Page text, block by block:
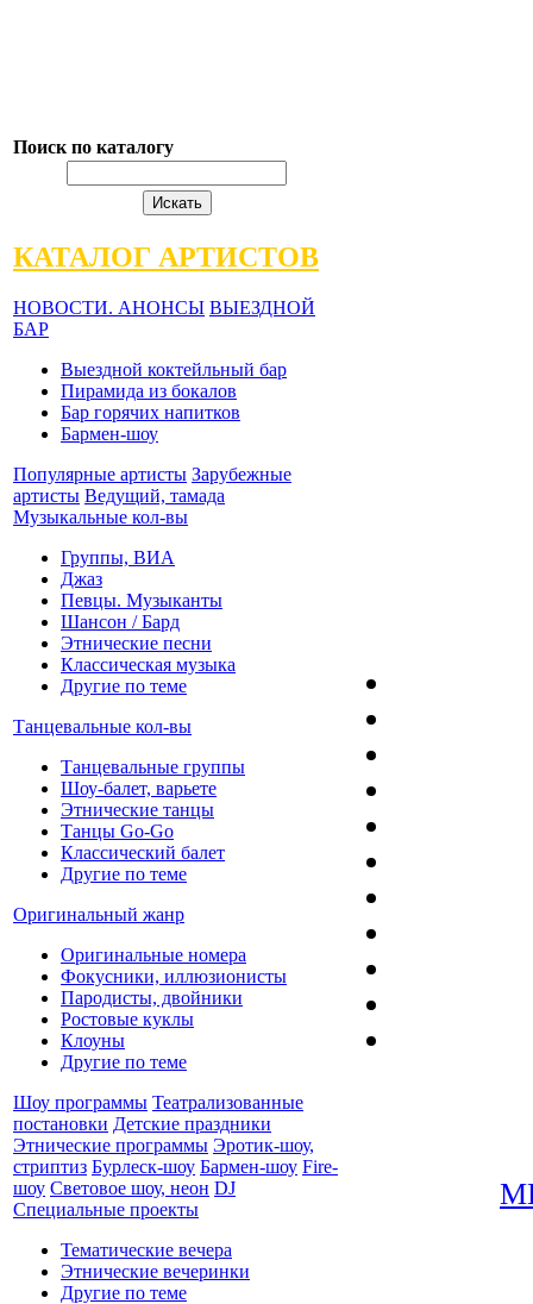
Поиск по каталогу
КАТАЛОГ АРТИСТОВ
НОВОСТИ. АНОНСЫ ВЫЕЗДНОЙ
БАР
Выездной коктейльный бар
Пирамида из бокалов
Бар горячих напитков
Бармен-шоу
Популярные артисты Зарубежные
артисты Ведущий, тамада
Музыкальные кол-вы
Группы, ВИА
Джаз
Певцы. Музыканты
Шансон / Бард
Этнические песни
Классическая музыка
Другие по теме
Танцевальные кол-вы
Танцевальные группы
Шоу-балет, варьете
Этнические танцы
Танцы Go-Go
Классический балет
Другие по теме
Оригинальный жанр
Оригинальные номера
Фокусники, иллюзионисты
Пародисты, двойники
Ростовые куклы
Клоуны
Другие по теме
Шоу программы Театрализованные
постановки Детские праздники
Этнические программы Эротик-шоу,
стриптиз Бурлеск-шоу Бармен-шоу Fire-
шоу Световое шоу, неон DJ
Специальные проекты
Тематические вечера
Этнические вечеринки
Другие по теме